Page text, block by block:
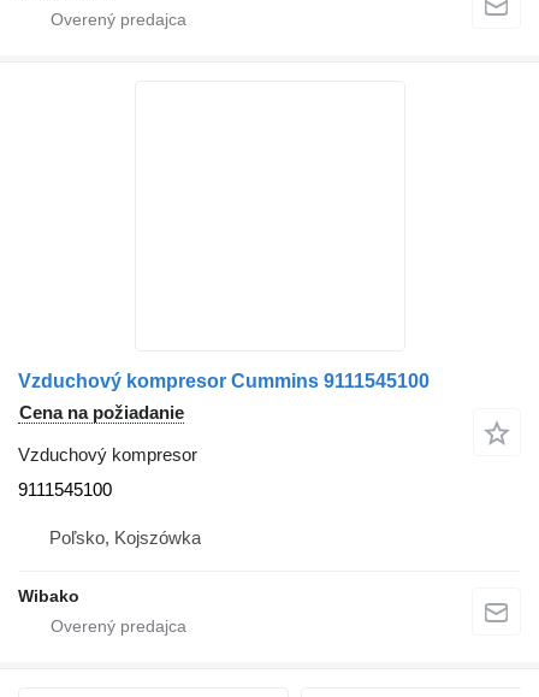
Vzduchový kompresor Cummins 9111545100
Cena na požiadanie
Vzduchový kompresor
9111545100
Poľsko, Kojszówka
Wibako